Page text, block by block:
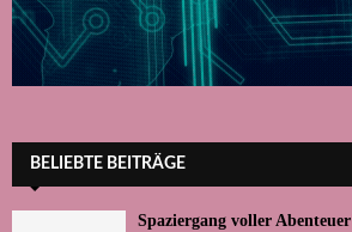
BELIEBTE BEITRÄGE
Spaziergang voller Abenteuer